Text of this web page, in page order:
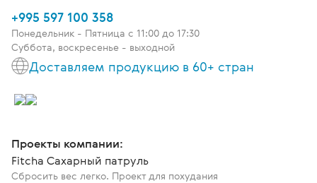
+995 597 100 358
Понедельник - Пятница c 11:00 до 17:30
Суббота, воскресенье - выходной
Доставляем продукцию в 60+ стран
Проекты компании:
Fitcha Сахарный патруль
Сбросить вес легко. Проект для похудания